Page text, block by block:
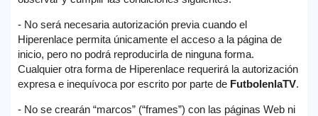
- No será necesaria autorización previa cuando el
Hiperenlace permita únicamente el acceso a la página de
inicio, pero no podrá reproducirla de ninguna forma.
Cualquier otra forma de Hiperenlace requerirá la autorización
expresa e inequívoca por escrito por parte de FutbolenlaTV.
- No se crearán “marcos” (“frames”) con las páginas Web ni